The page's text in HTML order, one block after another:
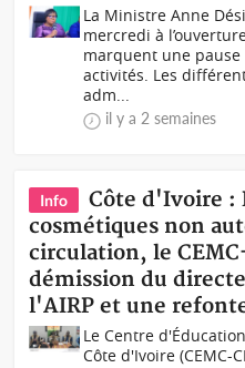
La Ministre Anne
mercredi à
marquent une
activités. Les
adm...
il y a 2 semaines
Info
Côte d'Ivoire :
cosmétiques non
circulation, le
démission du
l'AIRP et une
Le Centre
Côte d'Ivoire (CEMC-